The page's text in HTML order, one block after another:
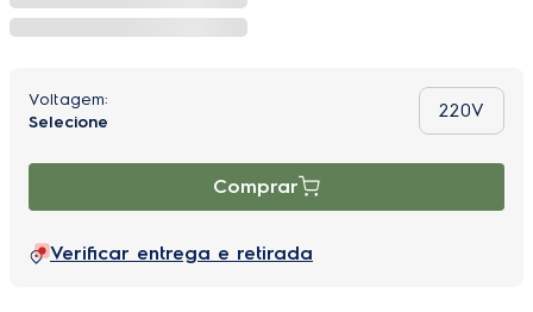
220V
Comprar
Verificar entrega e retirada